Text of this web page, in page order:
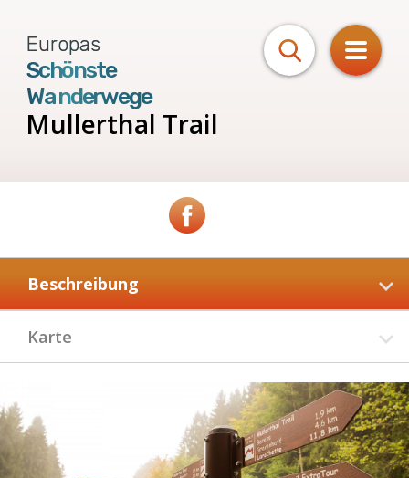
Europas
Schönste
Wanderwege
Mullerthal Trail
Beschreibung
Karte